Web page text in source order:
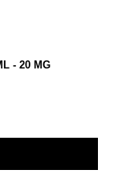
- 20 MG